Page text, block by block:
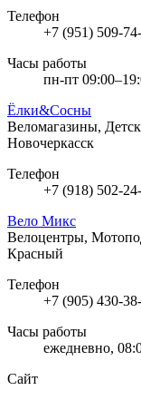
Телефон
+7 (951) 509-
Часы работы
пн-пт
Ёлки&Сосны
Веломагазины,
Новочеркасск
Телефон
+7 (918) 502-
Вело Микс
Велоцентры,
Красный
Телефон
+7 (905) 430-
Часы работы
ежедневно,
Сайт